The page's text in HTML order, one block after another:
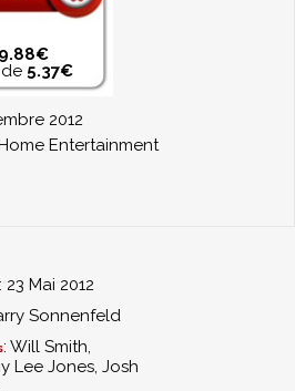
9.88€
5.37€
2012
Entertainment
: 23 Mai 2012
Sonnenfeld
: Will Smith,
Lee Jones, Josh